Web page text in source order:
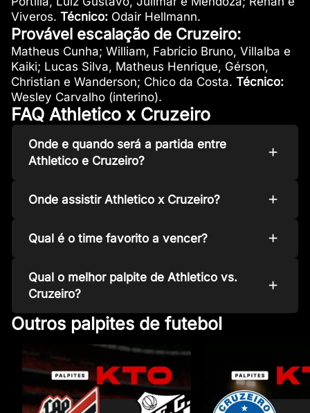
Viveros. Técnico: Odair Hellmann.
Provável escalação de Cruzeiro:
Matheus Cunha; William, Fabrício Bruno, Villalba e
Kaiki; Lucas Silva, Matheus Henrique, Gérson,
Christian e Wanderson; Chico da Costa. Técnico:
Wesley Carvalho (interino).
FAQ Athletico x Cruzeiro
Onde e quando será a partida entre
Athletico e Cruzeiro?
Onde assistir Athletico x Cruzeiro?
Qual é o time favorito a vencer?
Qual o melhor palpite de Athletico vs.
Cruzeiro?
Outros palpites de futebol